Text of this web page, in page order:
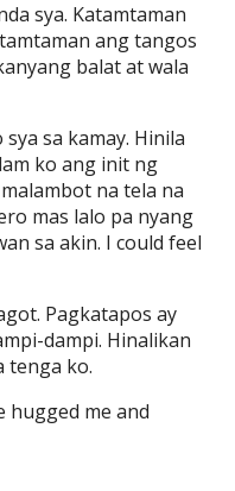
sya. Katamtaman
ang tangos
balat at wala
sa kamay. Hinila
ko ang init ng
na tela na
mas lalo pa nyang
sa akin. I could feel
Pagkatapos ay
dampi. Hinalikan
tenga ko.
hugged me and